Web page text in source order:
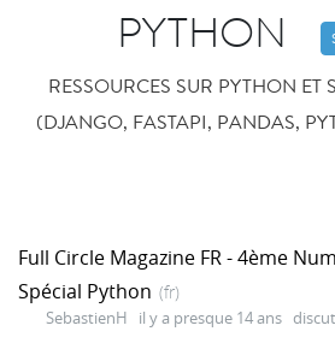
PYTHON
RESSOURCES SUR PYTHON ET
(DJANGO, FASTAPI, PANDAS,
Full Circle Magazine FR - 4ème
Spécial Python (fr)
SebastienH il y a presque 14 ans